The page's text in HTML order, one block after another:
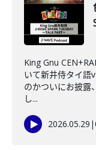
King Gnu
いて新井侍タイ語
のかついにお披露
し...
2026.05.29 |